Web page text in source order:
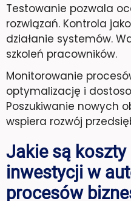
Testowanie pozwala
rozwiązań. Kontrola
działanie systemów.
szkoleń pracowników.
Monitorowanie
optymalizację i
Poszukiwanie nowych
wspiera rozwój
Jakie są koszty
inwestycji w
procesów